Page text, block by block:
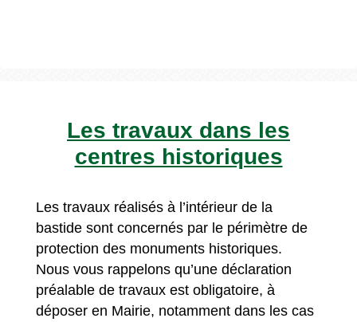
Les travaux dans les
centres historiques
Les travaux réalisés à l’intérieur de la
bastide sont concernés par le périmètre de
protection des monuments historiques.
Nous vous rappelons qu’une déclaration
préalable de travaux est obligatoire, à
déposer en Mairie, notamment dans les cas